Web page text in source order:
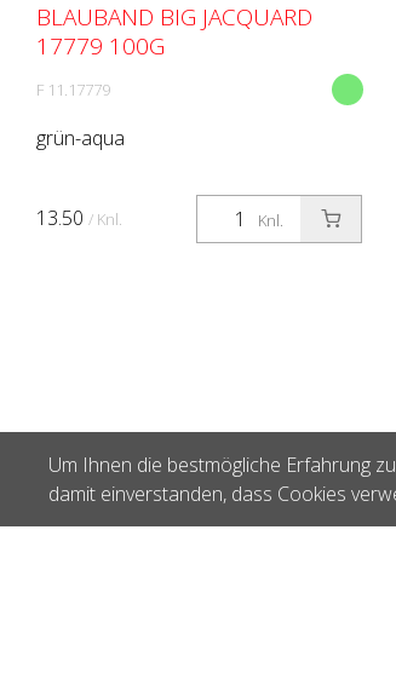
BLAUBAND BIG JACQUARD
17779 100G
F 11.17779
grün-aqua
Knl.
13.50 / Knl.
Um Ihnen die bestmögliche Erfahrung
damit einverstanden, dass Cookies